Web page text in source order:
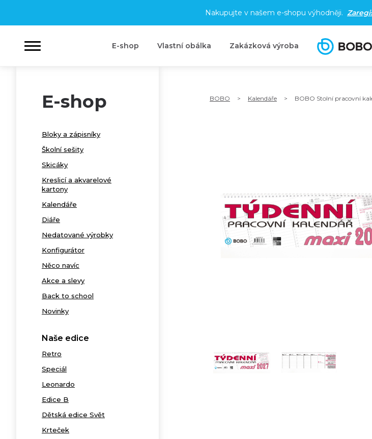
Nakupujte v našem e-shopu výhodněji.
E-shop Vlastní obálka Zakázková výroba
E-shop
Bloky a zápisníky
Školní sešity
Skicáky
Kreslicí a akvarelové
kartony
Kalendáře
Diáře
Nedatované výrobky
Konfigurátor
Něco navíc
Akce a slevy
Back to school
Novinky
Naše edice
Retro
Speciál
Leonardo
Edice B
Dětská edice Svět
Krteček
BOBO > Kalendáře > BOBO Stolní pracovní